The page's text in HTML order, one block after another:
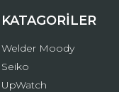
KATAGORİLER
Welder Moody
Seiko
UpWatch